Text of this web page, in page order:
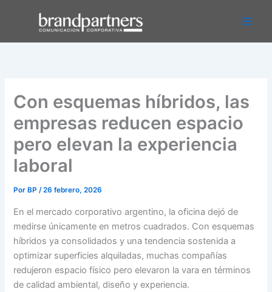
contenido
Con esquemas híbridos, las
empresas reducen espacio
pero elevan la experiencia
laboral
Por BP/26 febrero, 2026
En el mercado corporativo argentino, la oficina dejó de
medirse únicamente en metros cuadrados. Con esquemas
híbridos ya consolidados y una tendencia sostenida a
optimizar superficies alquiladas, muchas compañías
redujeron espacio físico pero elevaron la vara en términos
de calidad ambiental, diseño y experiencia.